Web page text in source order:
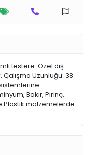
testere. Özel diş
Çalışma Uzunluğu: 38
Bakır, Pirinç,
Plastik malzemelerde